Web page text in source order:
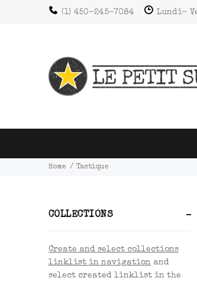
(1) 450-245-7084 Lundi-
Home Tactique
COLLECTIONS
Create and select collections
linklist in navigation and
select created linklist in the